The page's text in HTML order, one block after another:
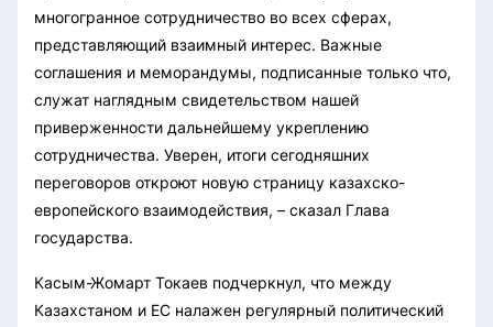
многогранное сотрудничество во всех сферах,
представляющий взаимный интерес. Важные
соглашения и меморандумы, подписанные только что,
служат наглядным свидетельством нашей
приверженности дальнейшему укреплению
сотрудничества. Уверен, итоги сегодняшних
переговоров откроют новую страницу казахско-
европейского взаимодействия, – сказал Глава
государства.
Касым-Жомарт Токаев подчеркнул, что между
Казахстаном и ЕС налажен регулярный политический